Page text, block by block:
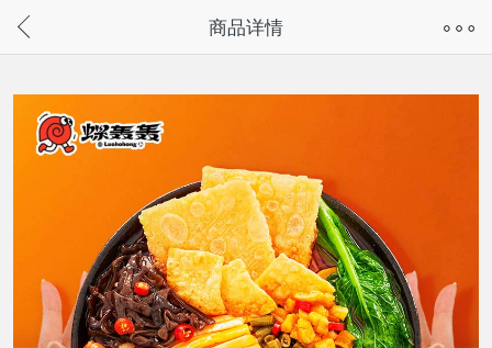
请通过微信或支付宝搜“奇兔客小程序”访问
商品详情